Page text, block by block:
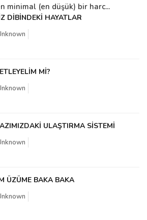
minimal (en düşük) bir harc...
DİBİNDEKİ HAYATLAR
Mİ?
ULAŞTIRMA SİSTEMİ
ÜZÜME BAKA BAKA